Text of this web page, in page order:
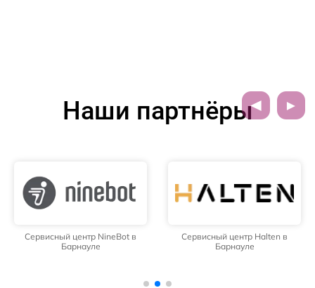
Наши партнёры
Сервисный центр NineBot в
Барнауле
Сервисный центр Halten в
Барнауле